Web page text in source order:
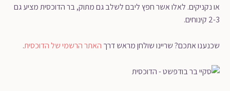
או נקניקים. לאלו אשר חפץ ליבם לשלב גם מתוק, בר הדוכסית מציע גם
2-3 קינוחים.
שכנענו אתכם? שריינו שולחן מראש דרך האתר הרשמי של הדוכסית.